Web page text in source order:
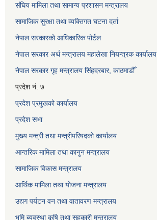
संघिय मामिला तथा सामान्य प्रशासन मन्त्रालय
सामाजिक सुरक्षा तथा व्यक्तिगत घटना दर्ता
नेपाल सरकारको आधिकारिक पोर्टल
नेपाल सरकार अर्थ मन्त्रालय महालेखा नियन्त्रक कार्यालय
नेपाल सरकार गृह मन्त्रालय सिंहदरबार, काठमाडौँ
प्रदेश नं. ७
प्रदेश प्रमुखको कार्यालय
प्रदेश सभा
मुख्य मन्त्री तथा मन्त्रीपरिषदको कार्यालय
आन्तरिक मामिला तथा कानुन मन्त्रालय
सामाजिक विकास मन्त्रालय
आर्थिक मामिला तथा योजना मन्त्रालय
उद्यग पर्यटन वन तथा वातावरण मन्त्रालय
भुमि ब्यवस्था कृषि तथा सहकारी मन्त्रालय